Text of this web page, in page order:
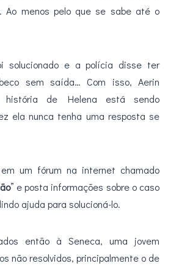
Ao menos pelo que se sabe até o
solucionado e a polícia disse ter
sem saída… Com isso, Aerin
de Helena está sendo
ela nunca tenha uma resposta se
um fórum na internet chamado
” e posta informações sobre o caso
ajuda para solucioná-lo.
então à Seneca, uma jovem
não resolvidos, principalmente o de